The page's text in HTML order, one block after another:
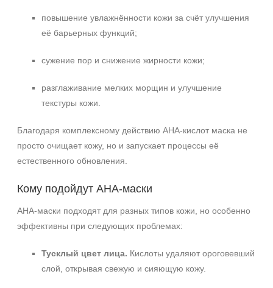
повышение увлажнённости кожи за счёт улучшения
её барьерных функций;
сужение пор и снижение жирности кожи;
разглаживание мелких морщин и улучшение
текстуры кожи.
Благодаря комплексному действию AHA‑кислот маска не
просто очищает кожу, но и запускает процессы её
естественного обновления.
Кому подойдут AHA‑маски
AHA‑маски подходят для разных типов кожи, но особенно
эффективны при следующих проблемах:
Тусклый цвет лица. Кислоты удаляют ороговевший
слой, открывая свежую и сияющую кожу.